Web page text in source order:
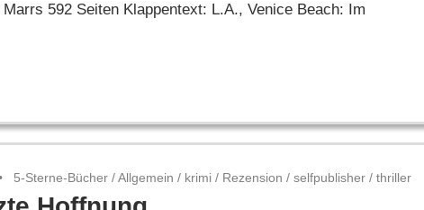
592 Seiten Klappentext: L.A., Venice Beach: Im
5-Sterne-Bücher /Allgemein / krimi / Rezension /selfpublisher /thriller